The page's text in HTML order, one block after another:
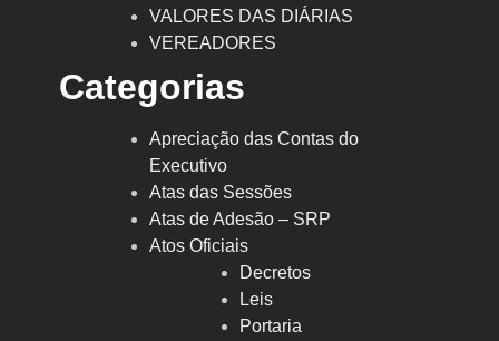
VALORES DAS DIÁRIAS
VEREADORES
Categorias
Apreciação das Contas do
Executivo
Atas das Sessões
Atas de Adesão – SRP
Atos Oficiais
Decretos
Leis
Portaria